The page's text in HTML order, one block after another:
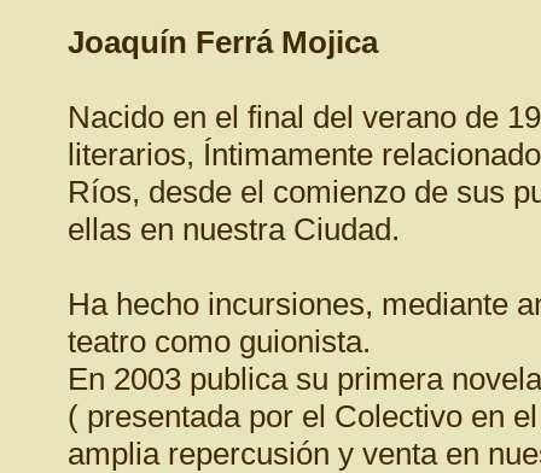
Joaquín Ferrá Mojica
Nacido en el final del verano de
literarios, Íntimamente
Ríos, desde el comienzo de sus
ellas en nuestra Ciudad.
Ha hecho incursiones, mediante
teatro como guionista.
En 2003 publica su primera
( presentada por el Colectivo en
amplia repercusión y venta en